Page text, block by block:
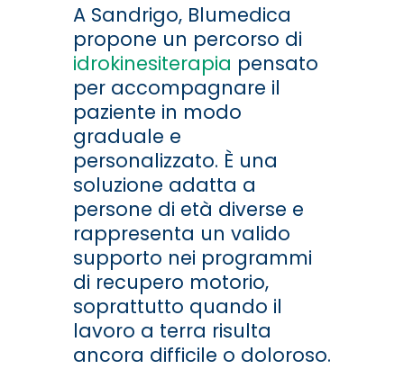
A Sandrigo, Blumedica
propone un percorso di
idrokinesiterapia pensato
per accompagnare il
paziente in modo
graduale e
personalizzato. È una
soluzione adatta a
persone di età diverse e
rappresenta un valido
supporto nei programmi
di recupero motorio,
soprattutto quando il
lavoro a terra risulta
ancora difficile o doloroso.